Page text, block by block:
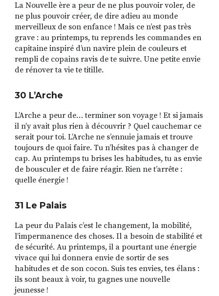
La Nouvelle ère a peur de ne plus pouvoir voler, de
ne plus pouvoir créer, de dire adieu au monde
merveilleux de son enfance ! Mais ce n’est pas très
grave : au printemps, tu reprends les commandes en
capitaine inspiré d’un navire plein de couleurs et
rempli de copains ravis de te suivre. Une petite envie
de rénover ta vie te titille.
30 L’Arche
L’Arche a peur de… terminer son voyage ! Et si jamais
il n’y avait plus rien à découvrir ? Quel cauchemar ce
serait pour toi. L’Arche ne s’ennuie jamais et trouve
toujours de quoi faire. Tu n’hésites pas à changer de
cap. Au printemps tu brises les habitudes, tu as envie
de bousculer et de faire réagir. Rien ne t’arrête :
quelle énergie !
31 Le Palais
La peur du Palais c’est le changement, la mobilité,
l’impermanence des choses. Il a besoin de stabilité et
de sécurité. Au printemps, il a pourtant une énergie
vivace qui lui donnera envie de sortir de ses
habitudes et de son cocon. Suis tes envies, tes élans :
ils sont beaux à voir, tu gagnes une nouvelle
jeunesse !